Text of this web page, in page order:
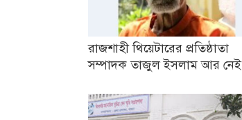
রাজশাহী থিয়েটারের প্রতিষ্ঠাতা
সম্পাদক তাজুল ইসলাম আর নেই